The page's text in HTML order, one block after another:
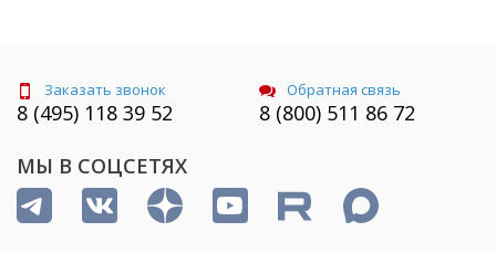
Заказать звонок
8 (495) 118 39 52
Обратная связь
8 (800) 511 86 72
МЫ В СОЦСЕТЯХ